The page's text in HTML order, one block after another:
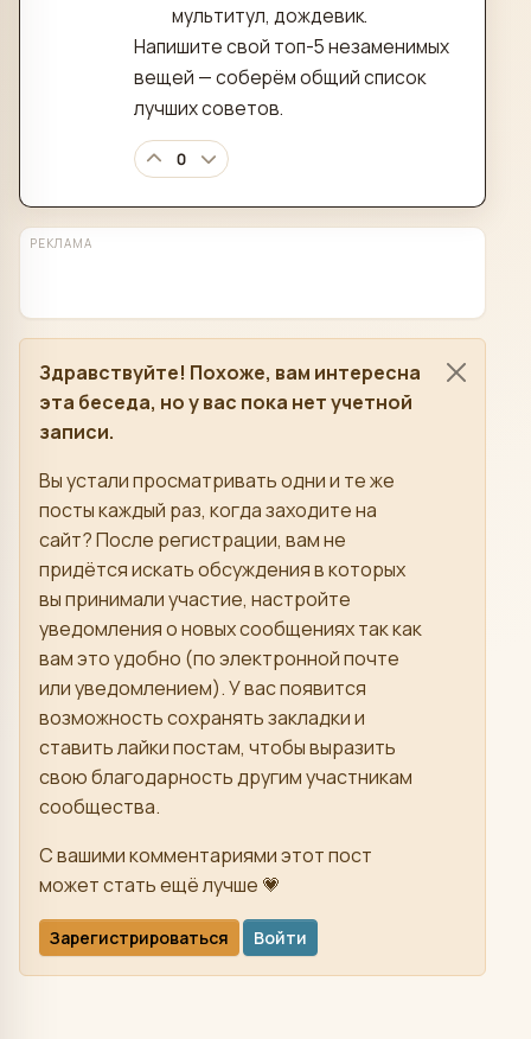
мультитул, дождевик.
Напишите свой топ-5 незаменимых
вещей — соберём общий список
лучших советов.
0
РЕКЛАМА
Здравствуйте! Похоже, вам интересна
эта беседа, но у вас пока нет учетной
записи.
Вы устали просматривать одни и те же
посты каждый раз, когда заходите на
сайт? После регистрации, вам не
придётся искать обсуждения в которых
вы принимали участие, настройте
уведомления о новых сообщениях так как
вам это удобно (по электронной почте
или уведомлением). У вас появится
возможность сохранять закладки и
ставить лайки постам, чтобы выразить
свою благодарность другим участникам
сообщества.
С вашими комментариями этот пост
может стать ещё лучше 💗
Зарегистрироваться Войти